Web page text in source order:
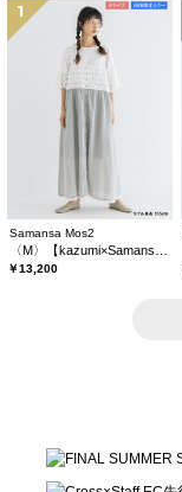
1
Samansa Mos2
￥13,200